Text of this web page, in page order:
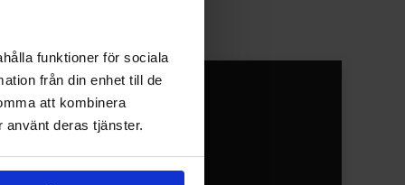
funktioner för sociala
från din enhet till de
att kombinera
använt deras tjänster.
Mäklare